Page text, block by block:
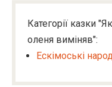
Категорії казки
оленя виміняв":
Ескімоські